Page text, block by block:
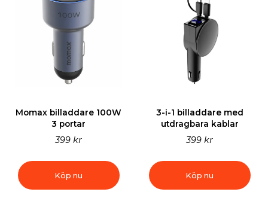
Momax billaddare 100W
3 portar
399 kr
Köp nu
3-i-1 billaddare med
utdragbara kablar
399 kr
Köp nu